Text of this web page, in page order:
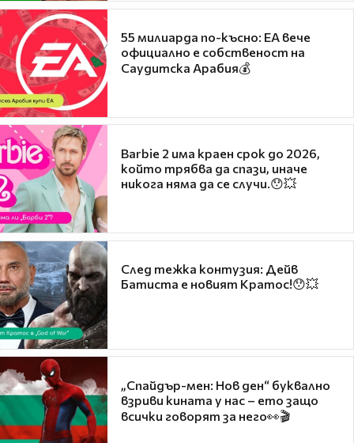
55 милиарда по-късно: EA вече
официално е собственост на
Саудитска Арабия💰
Barbie 2 има краен срок до 2026,
който трябва да спази, иначе
никога няма да се случи.😯💥
След тежка контузия: Дейв
Батиста е новият Кратос!😯💥
„Спайдър-мен: Нов ден“ буквално
взриви кината у нас – ето защо
всички говорят за него👀🎬